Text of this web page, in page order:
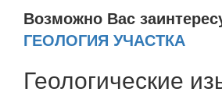
Возможно Вас
ГЕОЛОГИЯ УЧАСТКА
Геологические